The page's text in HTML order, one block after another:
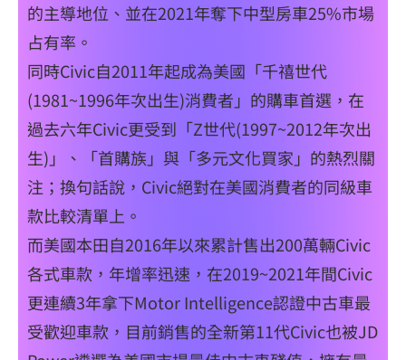
的主導地位、並在2021年奪下中型房車25%市場
占有率。
同時Civic自2011年起成為美國「千禧世代
(1981~1996年次出生)消費者」的購車首選，在
過去六年Civic更受到「Z世代(1997~2012年次出
生)」、「首購族」與「多元文化買家」的熱烈關
注；換句話說，Civic絕對在美國消費者的同級車
款比較清單上。
而美國本田自2016年以來累計售出200萬輛Civic
各式車款，年增率迅速，在2019~2021年間Civic
更連續3年拿下Motor Intelligence認證中古車最
受歡迎車款，目前銷售的全新第11代Civic也被JD